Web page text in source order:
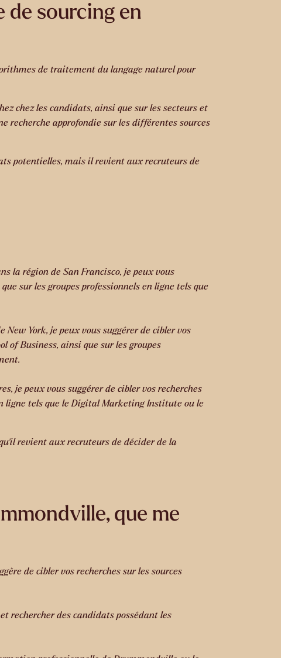
de sourcing en
de traitement du langage naturel pour
chez les candidats, ainsi que sur les secteurs et
recherche approfondie sur les différentes sources
potentielles, mais il revient aux recruteurs de
la région de San Francisco, je peux vous
sur les groupes professionnels en ligne tels que
York, je peux vous suggérer de cibler vos
of Business, ainsi que sur les groupes
je peux vous suggérer de cibler vos recherches
ligne tels que le Digital Marketing Institute ou le
revient aux recruteurs de décider de la
que me
de cibler vos recherches sur les sources
rechercher des candidats possédant les